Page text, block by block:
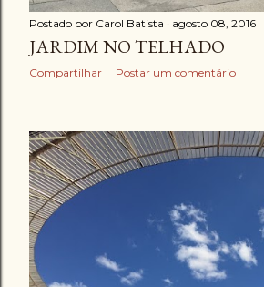
Postado por Carol Batista agosto 08, 2016
JARDIM NO TELHADO
Compartilhar Postar um comentário